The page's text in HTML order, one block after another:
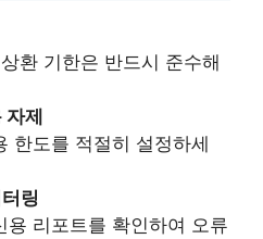
환 기한은 반드시 준수해
자제
한도를 적절히 설정하세
링
용 리포트를 확인하여 오류